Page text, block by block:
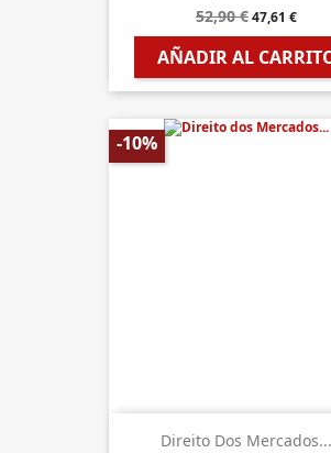
52,90 €47,61 €
AÑADIR AL
Direito Dos Mercados...
-10%